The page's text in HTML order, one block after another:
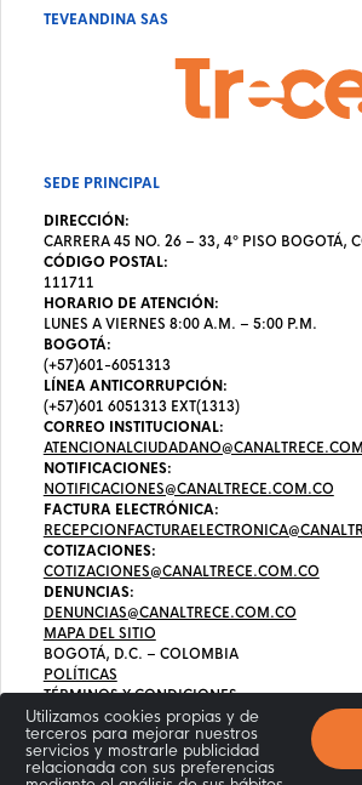
Utilizamos cookies propias y de
terceros para mejorar nuestros
servicios y mostrarle publicidad
relacionada con sus preferencias
TEVEANDINA SAS
SEDE PRINCIPAL
DIRECCIÓN:
CARRERA 45 NO. 26 – 33, 4º PISO BOGOTÁ,
CÓDIGO POSTAL:
111711
HORARIO DE ATENCIÓN:
LUNES A VIERNES 8:00 A.M. – 5:00 P.M.
BOGOTÁ:
(+57)601-6051313
LÍNEA ANTICORRUPCIÓN:
(+57)601 6051313 EXT(1313)
CORREO INSTITUCIONAL:
NOTIFICACIONES:
NOTIFICACIONES@CANALTRECE.COM.CO
FACTURA ELECTRÓNICA:
COTIZACIONES:
COTIZACIONES@CANALTRECE.COM.CO
DENUNCIAS:
DENUNCIAS@CANALTRECE.COM.CO
MAPA DEL SITIO
BOGOTÁ, D.C. – COLOMBIA
POLÍTICAS
TÉRMINOS Y CONDICIONES